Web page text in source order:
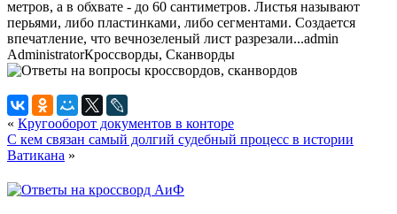
метров, а в обхвате - до 60 сантиметров. Листья называют
перьями, либо пластинками, либо сегментами. Создается
впечатление, что вечнозеленый лист разрезали...admin
AdministratorКроссворды, Сканворды
« Кругооборот документов в конторе
С кем связан самый долгий судебный процесс в истории
Ватикана »